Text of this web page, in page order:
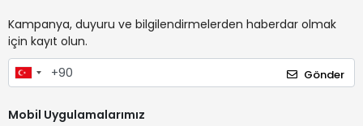
Kampanya, duyuru ve bilgilendirmelerden haberdar olmak
için kayıt olun.
Gönder
Mobil Uygulamalarımız